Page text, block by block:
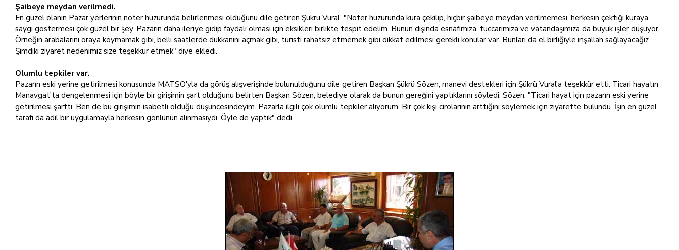
Şaibeye meydan verilmedi.
En güzel olanın Pazar yerlerinin noter huzurunda belirlenmesi olduğunu dile getiren Şükrü Vural, "Noter huzurunda kura çekilip, hiçbir şaibeye meydan verilmemesi, herkesin çektiği kuraya
saygı göstermesi çok güzel bir şey. Pazarın daha ileriye gidip faydalı olması için eksikleri birlikte tespit edelim. Bunun dışında esnafımıza, tüccarımıza ve vatandaşımıza da büyük işler düşüyor.
Örneğin arabalarını oraya koymamak gibi, belli saatlerde dükkanını açmak gibi, turisti rahatsız etmemek gibi dikkat edilmesi gerekli konular var. Bunları da el birliğiyle inşallah sağlayacağız.
Şimdiki ziyaret nedenimiz size teşekkür etmek" diye ekledi.
Olumlu tepkiler var.
Pazarın eski yerine getirilmesi konusunda MATSO'yla da görüş alışverişinde bulunulduğunu dile getiren Başkan Şükrü Sözen, manevi destekleri için Şükrü Vural'a teşekkür etti. Ticari hayatın
Manavgat'ta dengelenmesi için böyle bir girişimin şart olduğunu belirten Başkan Sözen, belediye olarak da bunun gereğini yaptıklarını söyledi. Sözen, "Ticari hayat için pazarın eski yerine
getirilmesi şarttı. Ben de bu girişimin isabetli olduğu düşüncesindeyim. Pazarla ilgili çok olumlu tepkiler alıyorum. Bir çok kişi cirolarının arttığını söylemek için ziyarette bulundu. İşin en güzel
tarafı da adil bir uygulamayla herkesin gönlünün alınmasıydı. Öyle de yaptık" dedi.